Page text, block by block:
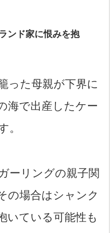
ンド家に恨みを抱
った母親が下界に
海で出産したケー
。
ーリングの親子関
の場合はシャンク
いている可能性も